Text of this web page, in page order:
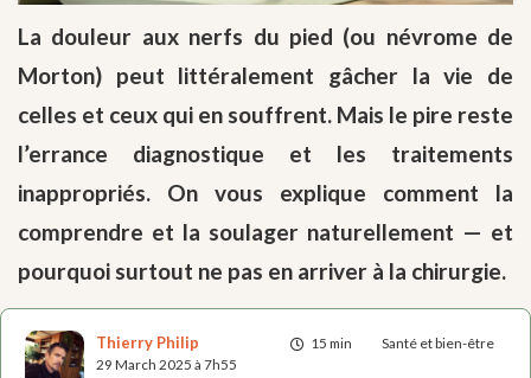
La douleur aux nerfs du pied (ou névrome de
Morton) peut littéralement gâcher la vie de
celles et ceux qui en souffrent. Mais le pire reste
l’errance diagnostique et les traitements
inappropriés. On vous explique comment la
comprendre et la soulager naturellement — et
pourquoi surtout ne pas en arriver à la chirurgie.
15 min Santé et bien-être
Thierry Philip
29 March 2025 à 7h55